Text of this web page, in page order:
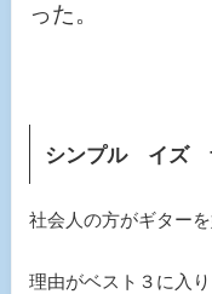
った。
シンプル イズ
社会人の方がギター
理由がベスト３に入り